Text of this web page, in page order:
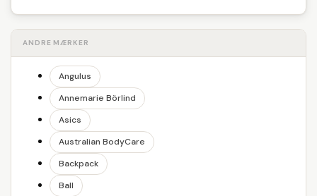
ANDRE MÆRKER
Angulus
Annemarie Börlind
Asics
Australian BodyCare
Backpack
Ball